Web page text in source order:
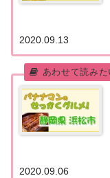
2020.09.13
2020.09.06